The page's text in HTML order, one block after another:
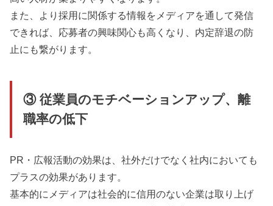
また、より採用に関係する情報をメディアを通して発信
できれば、応募者の興味関心も高くなり、内定辞退の防
止にも繋がります。
③ 従業員のモチベーションアップ、離
職率の低下
PR・広報活動の効果は、社外だけでなく社内においても
プラスの効果があります。
基本的にメディアは社会的に信用のない企業は取り上げ